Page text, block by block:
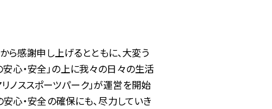
ら感謝申し上げるとともに、大変う
安心・安全」の上に我々の日々の生活
リノススポーツパーク」が運営を開始
心・安全の確保にも、尽力していき